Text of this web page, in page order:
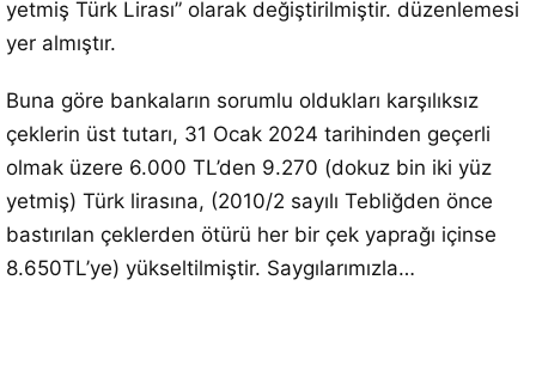
yetmiş Türk Lirası” olarak değiştirilmiştir. düzenlemesi
yer almıştır.
Buna göre bankaların sorumlu oldukları karşılıksız
çeklerin üst tutarı, 31 Ocak 2024 tarihinden geçerli
olmak üzere 6.000 TL’den 9.270 (dokuz bin iki yüz
yetmiş) Türk lirasına, (2010/2 sayılı Tebliğden önce
bastırılan çeklerden ötürü her bir çek yaprağı içinse
8.650TL’ye) yükseltilmiştir. Saygılarımızla…